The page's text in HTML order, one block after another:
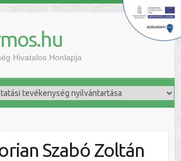
Hivatalos Honlapja
Szabó Zoltán